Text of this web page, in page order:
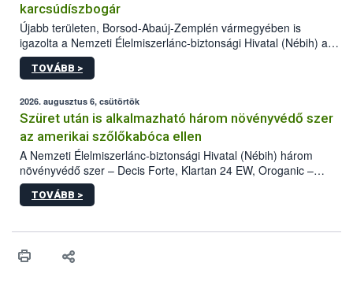
karcsúdíszbogár
Újabb területen, Borsod-Abaúj-Zemplén vármegyében is
igazolta a Nemzeti Élelmiszerlánc-biztonsági Hivatal (Nébih) a
kőrisrontó karcsúdíszbogár (Agrilus planipennis) jelenlétét. A
kártevőt nem csak színcsapdában találták meg, de már fertőzött
az intenzív felderítést, emellett az intézkedéseket a szlovák
hatósággal is összehangolják a terjedés megállítása érdekében.
TOVÁBB >
2026. augusztus 6, csütörtök
Szüret után is alkalmazható három növényvédő szer
az amerikai szőlőkabóca ellen
A Nemzeti Élelmiszerlánc-biztonsági Hivatal (Nébih) három
növényvédő szer – Decis Forte, Klartan 24 EW, Oroganic –
engedélyokiratát módosította, így azok a szüretet követően,
egészen a vesszőérettség (BBCH 91) stádiumáig
érésű szőlőkben is legyen lehetőség a károsító elleni további
felhasználók számára is elérhető és ökológiai termesztésben is
TOVÁBB >